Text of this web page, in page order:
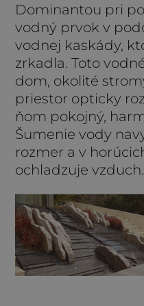
Dominantou pri
vodný prvok v
vodnej kaskády,
zrkadla. Toto
dom, okolité
priestor opticky
ňom pokojný,
Šumenie vody
rozmer a v
ochladzuje vzduch.